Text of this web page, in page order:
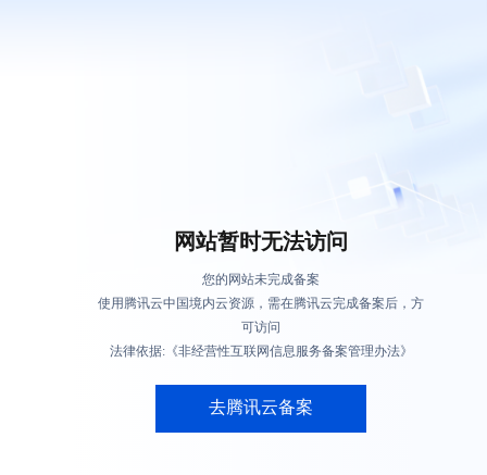
网站暂时无法访问
您的网站未完成备案
使用腾讯云中国境内云资源，需在腾讯云完成备案后，方
可访问
法律依据:《非经营性互联网信息服务备案管理办法》
去腾讯云备案